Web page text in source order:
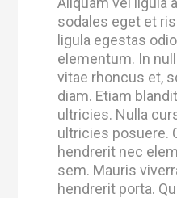
sodales eget et
ligula egestas
elementum. In
vitae rhoncus et,
diam. Etiam
ultricies. Nulla
ultricies posuere.
hendrerit nec
sem. Mauris
hendrerit porta.